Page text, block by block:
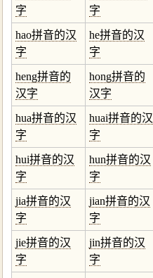
字
字
hao拼音的汉
字
he拼音的汉
字
heng拼音的
汉字
hong拼音的
汉字
hua拼音的汉
字
huai拼音的汉
字
hui拼音的汉
字
hun拼音的汉
字
jia拼音的汉
字
jian拼音的汉
字
jie拼音的汉
字
jin拼音的汉
字